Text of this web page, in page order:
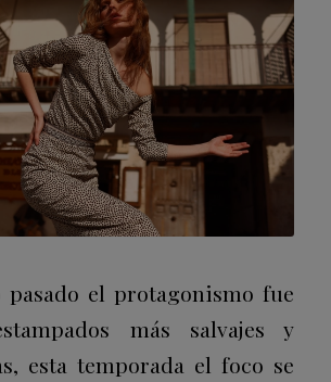
pasado el protagonismo fue
más salvajes y
esta temporada el foco se